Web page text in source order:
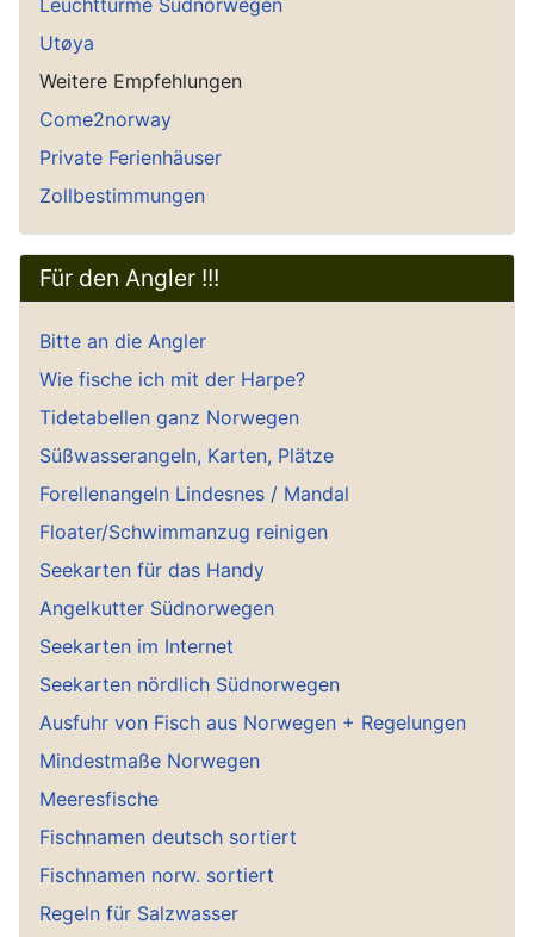
Utøya
Weitere Empfehlungen
Come2norway
Private Ferienhäuser
Zollbestimmungen
Für den Angler !!!
Bitte an die Angler
Wie fische ich mit der Harpe?
Tidetabellen ganz Norwegen
Süßwasserangeln, Karten, Plätze
Forellenangeln Lindesnes / Mandal
Floater/Schwimmanzug reinigen
Seekarten für das Handy
Angelkutter Südnorwegen
Seekarten im Internet
Seekarten nördlich Südnorwegen
Ausfuhr von Fisch aus Norwegen + Regelungen
Mindestmaße Norwegen
Meeresfische
Fischnamen deutsch sortiert
Fischnamen norw. sortiert
Regeln für Salzwasser